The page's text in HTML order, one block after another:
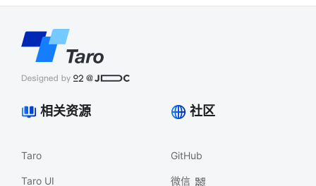
相关资源
Taro
Taro UI
社区
GitHub
微信